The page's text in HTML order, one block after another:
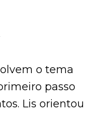
o tema
passo
Lis orientou